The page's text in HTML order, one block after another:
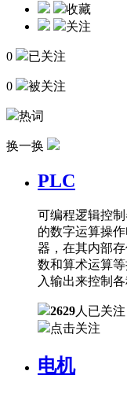
收藏
关注
0 已关注
0 被关注
热词
换一换
PLC
可编程逻辑控
的数字运算操
器，在其内部
数和算术运算
入输出来控制
2629人已关注
点击关注
电机